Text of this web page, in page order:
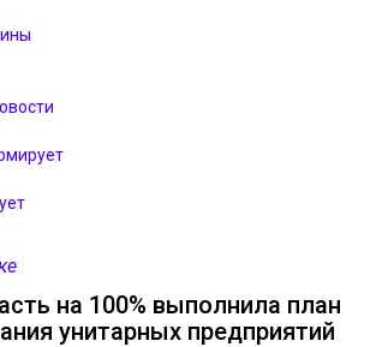
на 100% выполнила план
унитарных предприятий